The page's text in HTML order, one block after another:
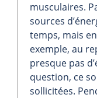
musculaires.
sources
temps, mais
exemple, au
presque pas
question, ce
sollicitées.